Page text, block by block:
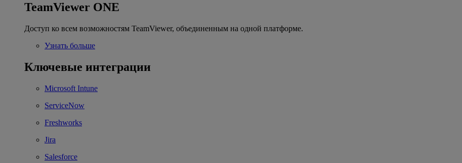
TeamViewer ONE
Доступ ко всем возможностям TeamViewer, объединенным на одной платформе.
Узнать больше
Ключевые интеграции
Microsoft Intune
ServiceNow
Freshworks
Jira
Salesforce